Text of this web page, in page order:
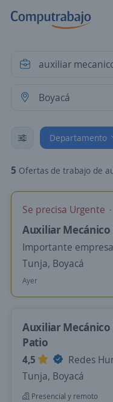
Departamento
5 Ofertas de trabajo de auxiliar
Se precisa Urgente
Auxiliar Mecánico
Importante
Tunja, Boyacá
Ayer
Auxiliar Mecánico
Patio
4,5
Redes
Tunja, Boyacá
Presencial y remoto